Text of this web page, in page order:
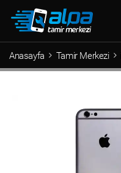
Anasayfa Tamir Merkezi